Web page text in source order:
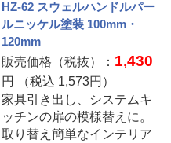
HZ-62 スウェルハンドルパー
ルニッケル塗装 100mm・
120mm
販売価格（税抜）： 1,430
円 （税込 1,573円）
家具引き出し、システムキ
ッチンの扉の模様替えに。
取り替え簡単なインテリア